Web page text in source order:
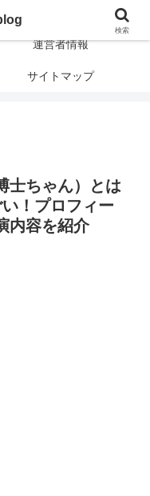
白さを！
運営者情報
サイトマップ
士ちゃん）とは
！プロフィー
内容を紹介
検索